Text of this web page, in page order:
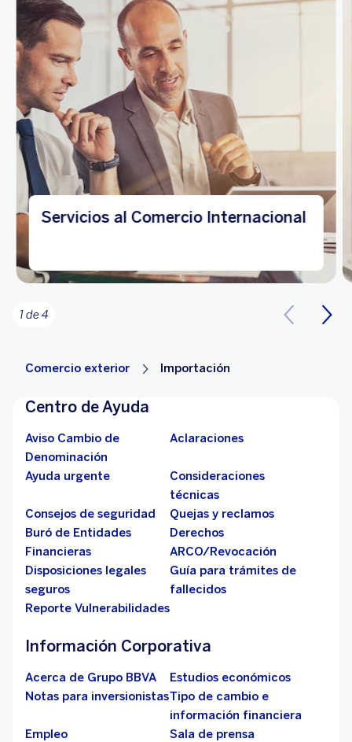
Servicios al Comercio Internacional
1 de 4
Comercio exterior Importación
Centro de Ayuda
Aviso Cambio de
Denominación
Aclaraciones
Ayuda urgente
Consideraciones
técnicas
Consejos de seguridad
Quejas y reclamos
Buró de Entidades
Financieras
Derechos
ARCO/Revocación
Disposiciones legales
seguros
Guía para trámites de
fallecidos
Reporte Vulnerabilidades
Información Corporativa
Acerca de Grupo BBVA
Estudios económicos
Notas para inversionistasTipo de cambio e
información financiera
Empleo
Sala de prensa